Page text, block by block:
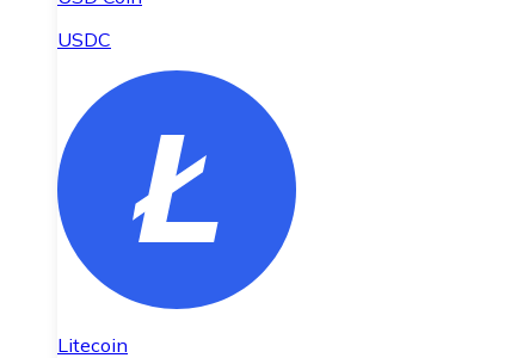
USDC
Litecoin